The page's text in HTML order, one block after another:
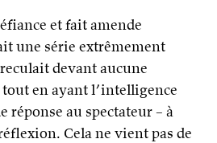
et fait amende
une série extrêmement
devant aucune
en ayant l’intelligence
réponse au spectateur – à
Cela ne vient pas de